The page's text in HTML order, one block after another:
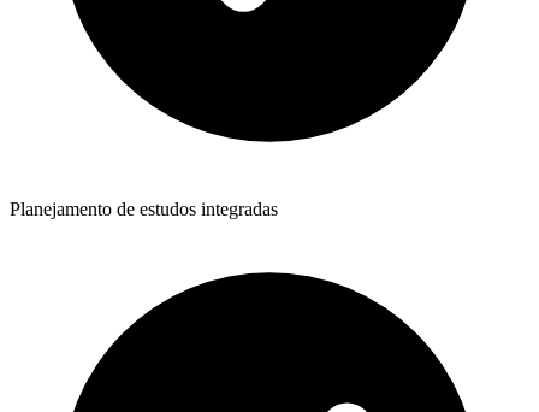
Planejamento de estudos integradas